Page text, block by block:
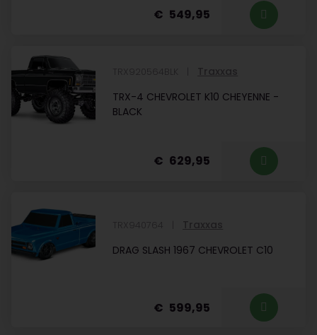
549,95
TRX920564BLK
Traxxas
TRX-4 CHEVROLET K10 CHEYENNE -
BLACK
629,95
TRX940764
Traxxas
DRAG SLASH 1967 CHEVROLET C10
599,95